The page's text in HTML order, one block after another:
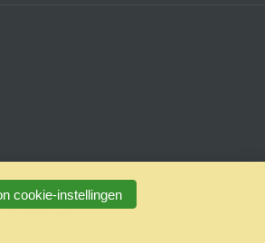
cookie-instellingen